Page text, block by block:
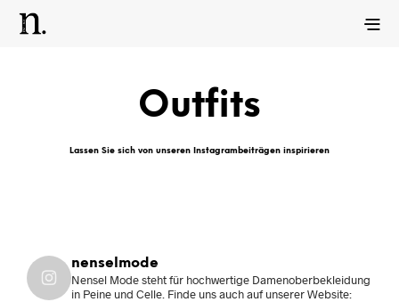
Outfits
Lassen Sie sich von unseren Instagrambeiträgen inspirieren
nenselmode
Nensel Mode steht für hochwertige Damenoberbekleidung
in Peine und Celle. Finde uns auch auf unserer Website: